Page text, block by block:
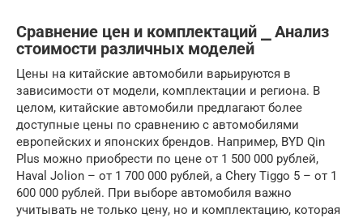
Сравнение цен и комплектаций ⎯ Анализ
стоимости различных моделей
Цены на китайские автомобили варьируются в
зависимости от модели, комплектации и региона. В
целом, китайские автомобили предлагают более
доступные цены по сравнению с автомобилями
европейских и японских брендов. Например, BYD Qin
Plus можно приобрести по цене от 1 500 000 рублей,
Haval Jolion – от 1 700 000 рублей, а Chery Tiggo 5 – от 1
600 000 рублей. При выборе автомобиля важно
учитывать не только цену, но и комплектацию, которая